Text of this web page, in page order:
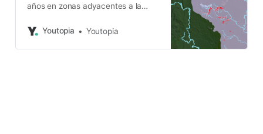
años en zonas adyacentes a la
ya sumaban 145 hace un año.
Youtopia Youtopia